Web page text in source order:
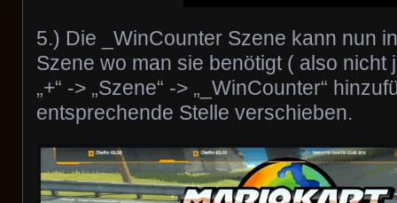
5.) Die _WinCounter Szene kann nun
Szene wo man sie benötigt ( also nicht
„+“ -> „Szene“ -> „_WinCounter“
entsprechende Stelle verschieben.